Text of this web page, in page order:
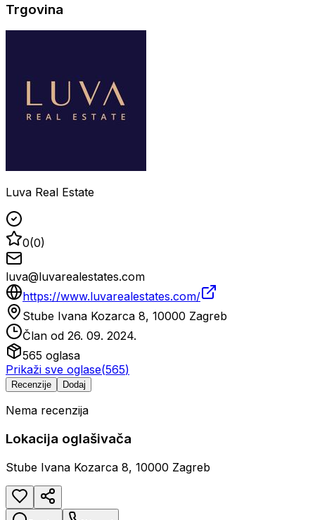
Trgovina
Luva Real Estate
0(0)
luva@luvarealestates.com
https://www.luvarealestates.com/
Stube Ivana Kozarca 8, 10000 Zagreb
Član od 26. 09. 2024.
565 oglasa
Prikaži sve oglase(565)
Recenzije Dodaj
Nema recenzija
Lokacija oglašivača
Stube Ivana Kozarca 8, 10000 Zagreb